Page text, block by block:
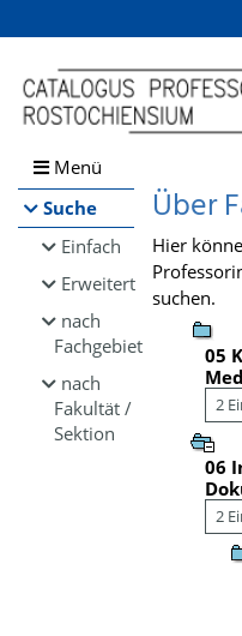
Browsen
direkt zum Inhalt
Menü
Suche
Einfach
Erweitert
nach
Fachgebiet
nach
Fakultät /
Sektion
Über
Hier
suchen.
05
2
06
2